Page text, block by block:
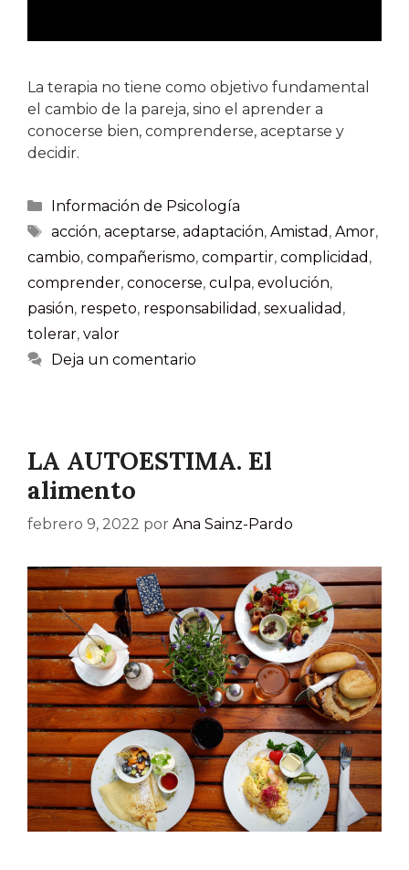
La terapia no tiene como objetivo fundamental
el cambio de la pareja, sino el aprender a
conocerse bien, comprenderse, aceptarse y
decidir.
Información de Psicología
acción, aceptarse, adaptación, Amistad , Amor,
cambio, compañerismo, compartir, complicidad ,
comprender, conocerse, culpa, evolución,
pasión, respeto, responsabilidad , sexualidad ,
tolerar, valor
Deja un comentario
LA AUTOESTIMA. El
alimento
febrero 9, 2022 por Ana Sainz-Pardo